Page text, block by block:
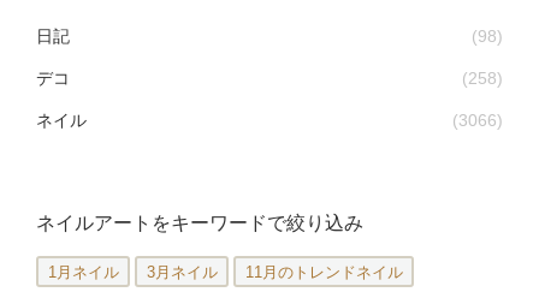
日記 (98)
デコ (258)
ネイル (3066)
ネイルアートをキーワードで絞り込み
1月ネイル 3月ネイル 11月のトレンドネイル